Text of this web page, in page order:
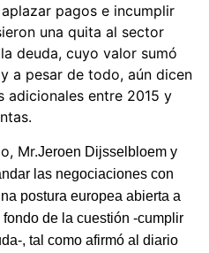
pagos e incumplir
una quita al sector
deuda, cuyo valor sumó
a pesar de todo, aún dicen
adicionales entre 2015 y
Mr.Jeroen Dijsselbloem y
las negociaciones con
postura europea abierta a
de la cuestión -cumplir
, tal como afirmó al diario